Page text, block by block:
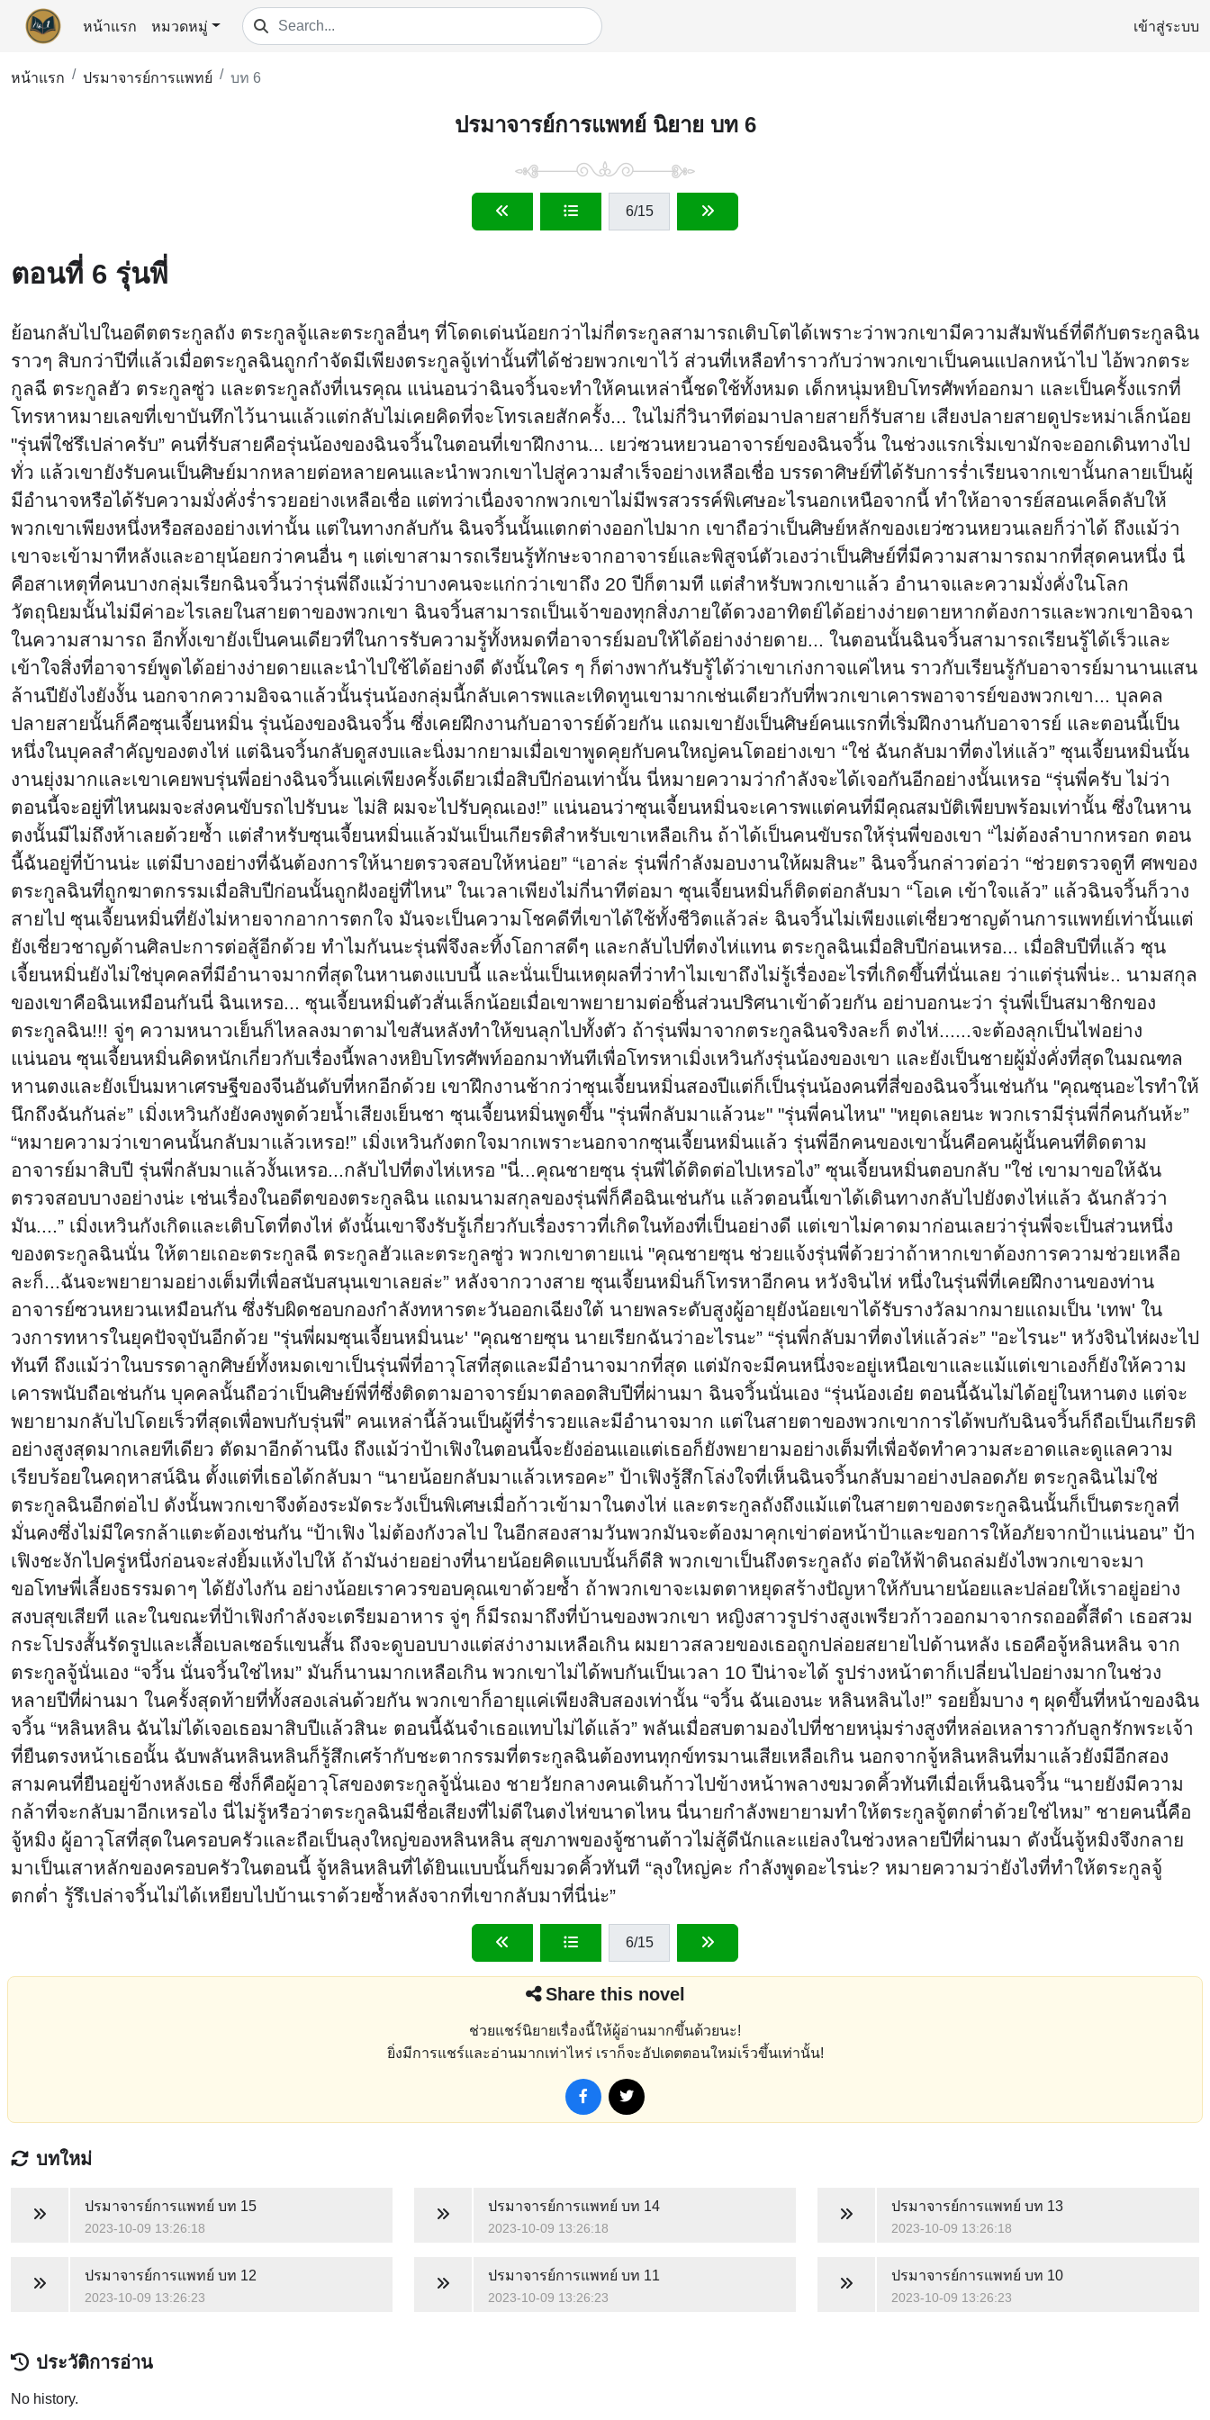
หน้าแรก หมวดหมู่ เข้าสู่ระบบ
หน้าแรก ปรมาจารย์การแพทย์ บท 6
ปรมาจารย์การแพทย์ นิยาย บท 6
6/15
ตอนที่ 6 รุ่นพี่
ย้อนกลับไปในอดีตตระกูลถัง ตระกูลจู้และตระกูลอื่นๆ ที่โดดเด่นน้อยกว่าไม่กี่ตระกูลสามารถเติบโตได้เพราะว่าพวกเขามีความสัมพันธ์ที่ดีกับตระกูลฉิน
ราวๆ สิบกว่าปีที่แล้วเมื่อตระกูลฉินถูกกำจัดมีเพียงตระกูลจู้เท่านั้นที่ได้ช่วยพวกเขาไว้ ส่วนที่เหลือทำราวกับว่าพวกเขาเป็นคนแปลกหน้าไป ไอ้พวกตระ
กูลฉี ตระกูลฮัว ตระกูลซู่ว และตระกูลถังที่เนรคุณ แน่นอนว่าฉินจวิ้นจะทำให้คนเหล่านี้ชดใช้ทั้งหมด เด็กหนุ่มหยิบโทรศัพท์ออกมา และเป็นครั้งแรกที่
โทรหาหมายเลขที่เขาบันทึกไว้นานแล้วแต่กลับไม่เคยคิดที่จะโทรเลยสักครั้ง... ในไม่กี่วินาทีต่อมาปลายสายก็รับสาย เสียงปลายสายดูประหม่าเล็กน้อย
"รุ่นพี่ใช่รึเปล่าครับ” คนที่รับสายคือรุ่นน้องของฉินจวิ้นในตอนที่เขาฝึกงาน... เยว่ซวนหยวนอาจารย์ของฉินจวิ้น ในช่วงแรกเริ่มเขามักจะออกเดินทางไป
ทั่ว แล้วเขายังรับคนเป็นศิษย์มากหลายต่อหลายคนและนำพวกเขาไปสู่ความสำเร็จอย่างเหลือเชื่อ บรรดาศิษย์ที่ได้รับการร่ำเรียนจากเขานั้นกลายเป็นผู้
มีอำนาจหรือได้รับความมั่งคั่งร่ำรวยอย่างเหลือเชื่อ แต่ทว่าเนื่องจากพวกเขาไม่มีพรสวรรค์พิเศษอะไรนอกเหนือจากนี้ ทำให้อาจารย์สอนเคล็ดลับให้
พวกเขาเพียงหนึ่งหรือสองอย่างเท่านั้น แต่ในทางกลับกัน ฉินจวิ้นนั้นแตกต่างออกไปมาก เขาถือว่าเป็นศิษย์หลักของเยว่ซวนหยวนเลยก็ว่าได้ ถึงแม้ว่า
เขาจะเข้ามาทีหลังและอายุน้อยกว่าคนอื่น ๆ แต่เขาสามารถเรียนรู้ทักษะจากอาจารย์และพิสูจน์ตัวเองว่าเป็นศิษย์ที่มีความสามารถมากที่สุดคนหนึ่ง นี่
คือสาเหตุที่คนบางกลุ่มเรียกฉินจวิ้นว่ารุ่นพี่ถึงแม้ว่าบางคนจะแก่กว่าเขาถึง 20 ปีก็ตามที แต่สำหรับพวกเขาแล้ว อำนาจและความมั่งคั่งในโลก
วัตถุนิยมนั้นไม่มีค่าอะไรเลยในสายตาของพวกเขา ฉินจวิ้นสามารถเป็นเจ้าของทุกสิ่งภายใต้ดวงอาทิตย์ได้อย่างง่ายดายหากต้องการและพวกเขาอิจฉา
ในความสามารถ อีกทั้งเขายังเป็นคนเดียวที่ในการรับความรู้ทั้งหมดที่อาจารย์มอบให้ได้อย่างง่ายดาย... ในตอนนั้นฉินจวิ้นสามารถเรียนรู้ได้เร็วและ
เข้าใจสิ่งที่อาจารย์พูดได้อย่างง่ายดายและนำไปใช้ได้อย่างดี ดังนั้นใคร ๆ ก็ต่างพากันรับรู้ได้ว่าเขาเก่งกาจแค่ไหน ราวกับเรียนรู้กับอาจารย์มานานแสน
ล้านปียังไงยังงั้น นอกจากความอิจฉาแล้วนั้นรุ่นน้องกลุ่มนี้กลับเคารพและเทิดทูนเขามากเช่นเดียวกับที่พวกเขาเคารพอาจารย์ของพวกเขา... บุลคล
ปลายสายนั้นก็คือซุนเจี้ยนหมิ่น รุ่นน้องของฉินจวิ้น ซึ่งเคยฝึกงานกับอาจารย์ด้วยกัน แถมเขายังเป็นศิษย์คนแรกที่เริ่มฝึกงานกับอาจารย์ และตอนนี้เป็น
หนึ่งในบุคลสำคัญของตงไห่ แต่ฉินจวิ้นกลับดูสงบและนิ่งมากยามเมื่อเขาพูดคุยกับคนใหญ่คนโตอย่างเขา “ใช่ ฉันกลับมาที่ตงไห่แล้ว” ซุนเจี้ยนหมิ่นนั้น
งานยุ่งมากและเขาเคยพบรุ่นพี่อย่างฉินจวิ้นแค่เพียงครั้งเดียวเมื่อสิบปีก่อนเท่านั้น นี่หมายความว่ากำลังจะได้เจอกันอีกอย่างนั้นเหรอ “รุ่นพี่ครับ ไม่ว่า
ตอนนี้จะอยู่ที่ไหนผมจะส่งคนขับรถไปรับนะ ไม่สิ ผมจะไปรับคุณเอง!” แน่นอนว่าซุนเจี้ยนหมิ่นจะเคารพแต่คนที่มีคุณสมบัติเพียบพร้อมเท่านั้น ซึ่งในหาน
ตงนั้นมีไม่ถึงห้าเลยด้วยซ้ำ แต่สำหรับซุนเจี้ยนหมิ่นแล้วมันเป็นเกียรติสำหรับเขาเหลือเกิน ถ้าได้เป็นคนขับรถให้รุ่นพี่ของเขา “ไม่ต้องลำบากหรอก ตอน
นี้ฉันอยู่ที่บ้านน่ะ แต่มีบางอย่างที่ฉันต้องการให้นายตรวจสอบให้หน่อย” “เอาล่ะ รุ่นพี่กำลังมอบงานให้ผมสินะ” ฉินจวิ้นกล่าวต่อว่า “ช่วยตรวจดูที ศพของ
ตระกูลฉินที่ถูกฆาตกรรมเมื่อสิบปีก่อนนั้นถูกฝังอยู่ที่ไหน” ในเวลาเพียงไม่กี่นาทีต่อมา ซุนเจี้ยนหมิ่นก็ติดต่อกลับมา “โอเค เข้าใจแล้ว” แล้วฉินจวิ้นก็วาง
สายไป ซุนเจี้ยนหมิ่นที่ยังไม่หายจากอาการตกใจ มันจะเป็นความโชคดีที่เขาได้ใช้ทั้งชีวิตแล้วล่ะ ฉินจวิ้นไม่เพียงแต่เชี่ยวชาญด้านการแพทย์เท่านั้นแต่
ยังเชี่ยวชาญด้านศิลปะการต่อสู้อีกด้วย ทำไมกันนะรุ่นพี่จึงละทิ้งโอกาสดีๆ และกลับไปที่ตงไห่แทน ตระกูลฉินเมื่อสิบปีก่อนเหรอ... เมื่อสิบปีที่แล้ว ซุน
เจี้ยนหมิ่นยังไม่ใช่บุคคลที่มีอำนาจมากที่สุดในหานตงแบบนี้ และนั่นเป็นเหตุผลที่ว่าทำไมเขาถึงไม่รู้เรื่องอะไรที่เกิดขึ้นที่นั่นเลย ว่าแต่รุ่นพี่น่ะ.. นามสกุล
ของเขาคือฉินเหมือนกันนี่ ฉินเหรอ... ซุนเจี้ยนหมิ่นตัวสั่นเล็กน้อยเมื่อเขาพยายามต่อชิ้นส่วนปริศนาเข้าด้วยกัน อย่าบอกนะว่า รุ่นพี่เป็นสมาชิกของ
ตระกูลฉิน!!! จู่ๆ ความหนาวเย็นก็ไหลลงมาตามไขสันหลังทำให้ขนลุกไปทั้งตัว ถ้ารุ่นพี่มาจากตระกูลฉินจริงละก็ ตงไห่......จะต้องลุกเป็นไฟอย่าง
แน่นอน ซุนเจี้ยนหมิ่นคิดหนักเกี่ยวกับเรื่องนี้พลางหยิบโทรศัพท์ออกมาทันทีเพื่อโทรหาเมิ่งเหวินกังรุ่นน้องของเขา และยังเป็นชายผู้มั่งคั่งที่สุดในมณฑล
หานตงและยังเป็นมหาเศรษฐีของจีนอันดับที่หกอีกด้วย เขาฝึกงานช้ากว่าซุนเจี้ยนหมิ่นสองปีแต่ก็เป็นรุ่นน้องคนที่สี่ของฉินจวิ้นเช่นกัน "คุณซุนอะไรทำให้
นึกถึงฉันกันล่ะ” เมิ่งเหวินกังยังคงพูดด้วยน้ำเสียงเย็นชา ซุนเจี้ยนหมิ่นพูดขึ้น "รุ่นพี่กลับมาแล้วนะ" "รุ่นพี่คนไหน" "หยุดเลยนะ พวกเรามีรุ่นพี่กี่คนกันห้ะ”
“หมายความว่าเขาคนนั้นกลับมาแล้วเหรอ!” เมิ่งเหวินกังตกใจมากเพราะนอกจากซุนเจี้ยนหมิ่นแล้ว รุ่นพี่อีกคนของเขานั้นคือคนผู้นั้นคนที่ติดตาม
อาจารย์มาสิบปี รุ่นพี่กลับมาแล้วงั้นเหรอ...กลับไปที่ตงไห่เหรอ "นี่...คุณชายซุน รุ่นพี่ได้ติดต่อไปเหรอไง” ซุนเจี้ยนหมิ่นตอบกลับ "ใช่ เขามาขอให้ฉัน
ตรวจสอบบางอย่างน่ะ เช่นเรื่องในอดีตของตระกูลฉิน แถมนามสกุลของรุ่นพี่ก็คือฉินเช่นกัน แล้วตอนนี้เขาได้เดินทางกลับไปยังตงไห่แล้ว ฉันกลัวว่า
มัน....” เมิ่งเหวินกังเกิดและเติบโตที่ตงไห่ ดังนั้นเขาจึงรับรู้เกี่ยวกับเรื่องราวที่เกิดในท้องที่เป็นอย่างดี แต่เขาไม่คาดมาก่อนเลยว่ารุ่นพี่จะเป็นส่วนหนึ่ง
ของตระกูลฉินนั่น ให้ตายเถอะตระกูลฉี ตระกูลฮัวและตระกูลซู่ว พวกเขาตายแน่ "คุณชายซุน ช่วยแจ้งรุ่นพี่ด้วยว่าถ้าหากเขาต้องการความช่วยเหลือ
ละก็...ฉันจะพยายามอย่างเต็มที่เพื่อสนับสนุนเขาเลยล่ะ” หลังจากวางสาย ซุนเจี้ยนหมิ่นก็โทรหาอีกคน หวังจินไห่ หนึ่งในรุ่นพี่ที่เคยฝึกงานของท่าน
อาจารย์ซวนหยวนเหมือนกัน ซึ่งรับผิดชอบกองกำลังทหารตะวันออกเฉียงใต้ นายพลระดับสูงผู้อายุยังน้อยเขาได้รับรางวัลมากมายแถมเป็น 'เทพ' ใน
วงการทหารในยุคปัจจุบันอีกด้วย "รุ่นพี่ผมซุนเจี้ยนหมิ่นนะ' "คุณชายซุน นายเรียกฉันว่าอะไรนะ” “รุ่นพี่กลับมาที่ตงไห่แล้วล่ะ” "อะไรนะ" หวังจินไห่ผงะไป
ทันที ถึงแม้ว่าในบรรดาลูกศิษย์ทั้งหมดเขาเป็นรุ่นพี่ที่อาวุโสที่สุดและมีอำนาจมากที่สุด แต่มักจะมีคนหนึ่งจะอยู่เหนือเขาและแม้แต่เขาเองก็ยังให้ความ
เคารพนับถือเช่นกัน บุคคลนั้นถือว่าเป็นศิษย์พี่ที่ซึ่งติดตามอาจารย์มาตลอดสิบปีที่ผ่านมา ฉินจวิ้นนั่นเอง “รุ่นน้องเอ๋ย ตอนนี้ฉันไม่ได้อยู่ในหานตง แต่จะ
พยายามกลับไปโดยเร็วที่สุดเพื่อพบกับรุ่นพี่” คนเหล่านี้ล้วนเป็นผู้ที่ร่ำรวยและมีอำนาจมาก แต่ในสายตาของพวกเขาการได้พบกับฉินจวิ้นก็ถือเป็นเกียรติ
อย่างสูงสุดมากเลยทีเดียว ตัดมาอีกด้านนึง ถึงแม้ว่าป้าเฟิงในตอนนี้จะยังอ่อนแอแต่เธอก็ยังพยายามอย่างเต็มที่เพื่อจัดทำความสะอาดและดูแลความ
เรียบร้อยในคฤหาสน์ฉิน ตั้งแต่ที่เธอได้กลับมา “นายน้อยกลับมาแล้วเหรอคะ” ป้าเฟิงรู้สึกโล่งใจที่เห็นฉินจวิ้นกลับมาอย่างปลอดภัย ตระกูลฉินไม่ใช่
ตระกูลฉินอีกต่อไป ดังนั้นพวกเขาจึงต้องระมัดระวังเป็นพิเศษเมื่อก้าวเข้ามาในตงไห่ และตระกูลถังถึงแม้แต่ในสายตาของตระกูลฉินนั้นก็เป็นตระกูลที่
มั่นคงซึ่งไม่มีใครกล้าแตะต้องเช่นกัน “ป้าเฟิง ไม่ต้องกังวลไป ในอีกสองสามวันพวกมันจะต้องมาคุกเข่าต่อหน้าป้าและขอการให้อภัยจากป้าแน่นอน” ป้า
เฟิงชะงักไปครู่หนึ่งก่อนจะส่งยิ้มแห้งไปให้ ถ้ามันง่ายอย่างที่นายน้อยคิดแบบนั้นก็ดีสิ พวกเขาเป็นถึงตระกูลถัง ต่อให้ฟ้าดินถล่มยังไงพวกเขาจะมา
ขอโทษพี่เลี้ยงธรรมดาๆ ได้ยังไงกัน อย่างน้อยเราควรขอบคุณเขาด้วยซ้ำ ถ้าพวกเขาจะเมตตาหยุดสร้างปัญหาให้กับนายน้อยและปล่อยให้เราอยู่อย่าง
สงบสุขเสียที และในขณะที่ป้าเฟิงกำลังจะเตรียมอาหาร จู่ๆ ก็มีรถมาถึงที่บ้านของพวกเขา หญิงสาวรูปร่างสูงเพรียวก้าวออกมาจากรถออดี้สีดำ เธอสวม
กระโปรงสั้นรัดรูปและเสื้อเบลเซอร์แขนสั้น ถึงจะดูบอบบางแต่สง่างามเหลือเกิน ผมยาวสลวยของเธอถูกปล่อยสยายไปด้านหลัง เธอคือจู้หลินหลิน จาก
ตระกูลจู้นั่นเอง “จวิ้น นั่นจวิ้นใช่ไหม” มันก็นานมากเหลือเกิน พวกเขาไม่ได้พบกันเป็นเวลา 10 ปีน่าจะได้ รูปร่างหน้าตาก็เปลี่ยนไปอย่างมากในช่วง
หลายปีที่ผ่านมา ในครั้งสุดท้ายที่ทั้งสองเล่นด้วยกัน พวกเขาก็อายุแค่เพียงสิบสองเท่านั้น “จวิ้น ฉันเองนะ หลินหลินไง!” รอยยิ้มบาง ๆ ผุดขึ้นที่หน้าของฉิน
จวิ้น “หลินหลิน ฉันไม่ได้เจอเธอมาสิบปีแล้วสินะ ตอนนี้ฉันจำเธอแทบไม่ได้แล้ว” พลันเมื่อสบตามองไปที่ชายหนุ่มร่างสูงที่หล่อเหลาราวกับลูกรักพระเจ้า
ที่ยืนตรงหน้าเธอนั้น ฉับพลันหลินหลินก็รู้สึกเศร้ากับชะตากรรมที่ตระกูลฉินต้องทนทุกข์ทรมานเสียเหลือเกิน นอกจากจู้หลินหลินที่มาแล้วยังมีอีกสอง
สามคนที่ยืนอยู่ข้างหลังเธอ ซึ่งก็คือผู้อาวุโสของตระกูลจู้นั่นเอง ชายวัยกลางคนเดินก้าวไปข้างหน้าพลางขมวดคิ้วทันทีเมื่อเห็นฉินจวิ้น “นายยังมีความ
กล้าที่จะกลับมาอีกเหรอไง นี่ไม่รู้หรือว่าตระกูลฉินมีชื่อเสียงที่ไม่ดีในตงไห่ขนาดไหน นี่นายกำลังพยายามทำให้ตระกูลจู้ตกต่ำด้วยใช่ไหม” ชายคนนี้คือ
จู้หมิง ผู้อาวุโสที่สุดในครอบครัวและถือเป็นลุงใหญ่ของหลินหลิน สุขภาพของจู้ซานต้าวไม่สู้ดีนักและแย่ลงในช่วงหลายปีที่ผ่านมา ดังนั้นจู้หมิงจึงกลาย
มาเป็นเสาหลักของครอบครัวในตอนนี้ จู้หลินหลินที่ได้ยินแบบนั้นก็ขมวดคิ้วทันที “ลุงใหญ่คะ กำลังพูดอะไรน่ะ? หมายความว่ายังไงที่ทำให้ตระกูลจู้
ตกต่ำ รู้รึเปล่าจวิ้นไม่ได้เหยียบไปบ้านเราด้วยซ้ำหลังจากที่เขากลับมาที่นี่น่ะ”
6/15
Share this novel
ช่วยแชร์นิยายเรื่องนี้ให้ผู้อ่านมากขึ้นด้วยนะ!
ยิ่งมีการแชร์และอ่านมากเท่าไหร่ เราก็จะอัปเดตตอนใหม่เร็วขึ้นเท่านั้น!
บทใหม่
ปรมาจารย์การแพทย์ บท 15
2023-10-09 13:26:18
ปรมาจารย์การแพทย์ บท 14
2023-10-09 13:26:18
ปรมาจารย์การแพทย์ บท 13
2023-10-09 13:26:18
ปรมาจารย์การแพทย์ บท 12
2023-10-09 13:26:23
ปรมาจารย์การแพทย์ บท 11
2023-10-09 13:26:23
ปรมาจารย์การแพทย์ บท 10
2023-10-09 13:26:23
ประวัติการอ่าน
No history.